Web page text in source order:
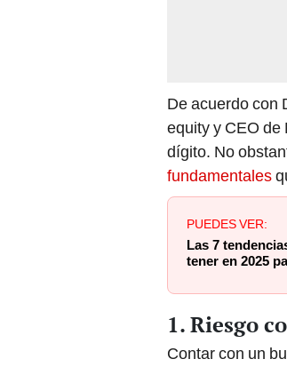
De acuerdo con
equity y CEO de
dígito. No
fundamentales
PUEDES VER:
Las 7
tener en 2025
1. Riesgo
Contar con un